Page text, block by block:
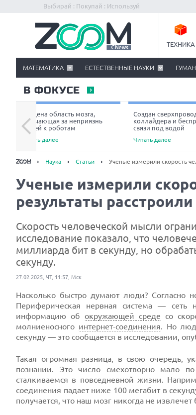
Выбирай : Покупай : Используй
ТЕХНИКА
МАТЕМАТИКА ЕСТЕСТВЕННЫЕ НАУКИ
В ФОКУСЕ
Найдена область мозга,
отвечающая за неприязнь
людей к роботам
Читать далее
Создан
коллайдера и
связи под водой
Читать далее
Наука Статьи Ученые измерили скорость
Ученые измерили
результаты расстроили
Скорость человеческой мысли
исследование показало, что
миллиарда бит в секунду, но
секунду.
27.02.2025, ЧТ, 11:57, Мск
Насколько быстро думают люди?
Периферическая нервная система —
информацию об окружающей среде со
молниеносного интернет-соединения. Но
секунду — это сообщается в исследовании,
Такая огромная разница, в свою очередь,
познании. Это число смехотворно мало
сталкиваемся в повседневной жизни.
соединения падает ниже 100 мегабит в
получается, что наш мозг никогда не